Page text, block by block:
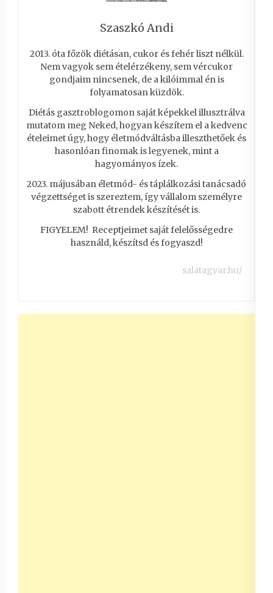
Szaszkó Andi
2013. óta főzök diétásan, cukor és fehér liszt nélkül.
Nem vagyok sem ételérzékeny, sem vércukor
gondjaim nincsenek, de a kilóimmal én is
folyamatosan küzdök.
Diétás gasztroblogomon saját képekkel illusztrálva
mutatom meg Neked, hogyan készítem el a kedvenc
ételeimet úgy, hogy életmódváltásba illeszthetőek és
hasonlóan finomak is legyenek, mint a
hagyományos ízek.
2023. májusában életmód- és táplálkozási tanácsadó
végzettséget is szereztem, így vállalom személyre
szabott étrendek készítését is.
FIGYELEM! Receptjeimet saját felelősségedre
használd, készítsd és fogyaszd!
salatagyar.hu/